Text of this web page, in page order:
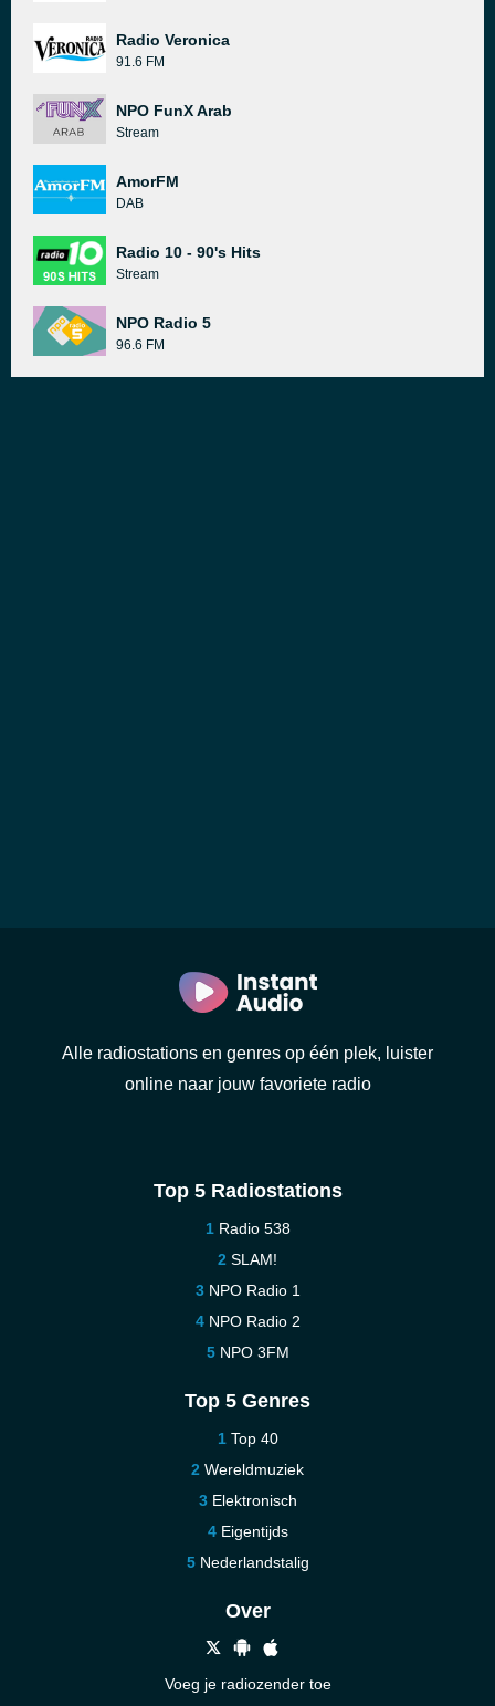
Radio Veronica
91.6 FM
NPO FunX Arab
Stream
AmorFM
DAB
Radio 10 - 90's Hits
Stream
NPO Radio 5
96.6 FM
Alle radiostations en genres op één plek, luister
online naar jouw favoriete radio
Top 5 Radiostations
Radio 538
SLAM!
NPO Radio 1
NPO Radio 2
NPO 3FM
Top 5 Genres
Top 40
Wereldmuziek
Elektronisch
Eigentijds
Nederlandstalig
Over
Voeg je radiozender toe